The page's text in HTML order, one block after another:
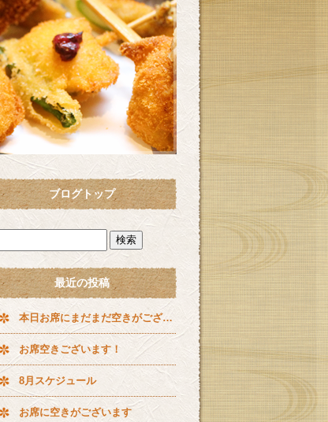
ブログトップ
最近の投稿
本日お席にまだまだ空きがございます^ ^
お席空きございます！
8月スケジュール
お席に空きがございます